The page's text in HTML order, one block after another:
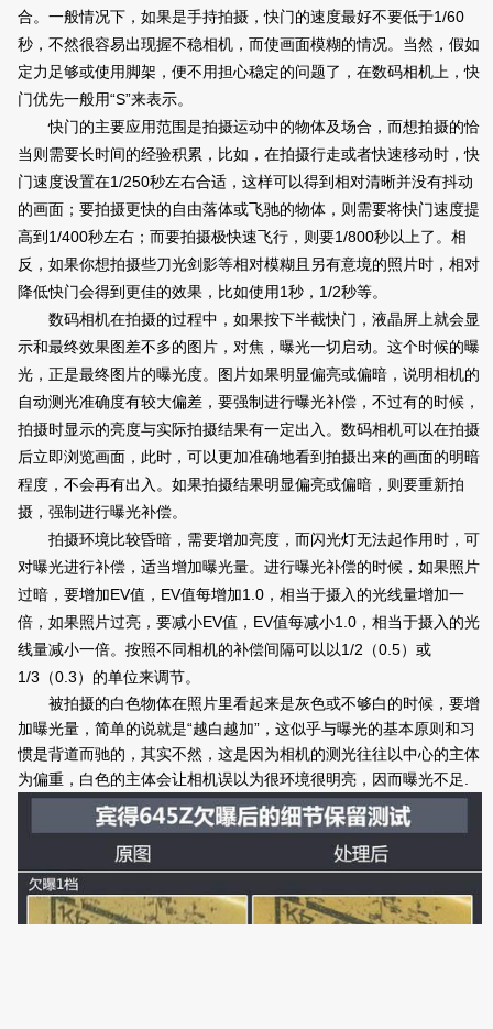
合。一般情况下，如果是手持拍摄，快门的速度最好不要低于1/60
秒，不然很容易出现握不稳相机，而使画面模糊的情况。当然，假如
定力足够或使用脚架，便不用担心稳定的问题了，在数码相机上，快
门优先一般用“S”来表示。
快门的主要应用范围是拍摄运动中的物体及场合，而想拍摄的恰
当则需要长时间的经验积累，比如，在拍摄行走或者快速移动时，快
门速度设置在1/250秒左右合适，这样可以得到相对清晰并没有抖动
的画面；要拍摄更快的自由落体或飞驰的物体，则需要将快门速度提
高到 1/400秒左右；而要拍摄极快速飞行，则要1/800秒以上了。相
反，如果你想拍摄些刀光剑影等相对模糊且另有意境的照片时，相对
降低快门会得到更佳的效果，比如使用 1秒， 1/2秒等。
数码相机在拍摄的过程中，如果按下半截快门，液晶屏上就会显
示和最终效果图差不多的图片，对焦，曝光一切启动。这个时候的曝
光，正是最终图片的曝光度。图片如果明显偏亮或偏暗，说明相机的
自动测光准确度有较大偏差，要强制进行曝光补偿，不过有的时候，
拍摄时显示的亮度与实际拍摄结果有一定出入。数码相机可以在拍摄
后立即浏览画面，此时，可以更加准确地看到拍摄出来的画面的明暗
程度，不会再有出入。如果拍摄结果明显偏亮或偏暗，则要重新拍
摄，强制进行曝光补偿。
拍摄环境比较昏暗，需要增加亮度，而闪光灯无法起作用时，可
对曝光进行补偿，适当增加曝光量。进行曝光补偿的时候，如果照片
过暗，要增加EV值， EV值每增加1.0 ，相当于摄入的光线量增加一
倍，如果照片过亮，要减小EV值， EV值每减小1.0 ，相当于摄入的光
线量减小一倍。按照不同相机的补偿间隔可以以1/2 （0.5）或
1/3 （0.3 ）的单位来调节。
被拍摄的白色物体在照片里看起来是灰色或不够白的时候，要增
加曝光量，简单的说就是“越白越加” ，这似乎与曝光的基本原则和习
惯是背道而驰的，其实不然，这是因为相机的测光往往以中心的主体
为偏重，白色的主体会让相机误以为很环境很明亮，因而曝光不足 .